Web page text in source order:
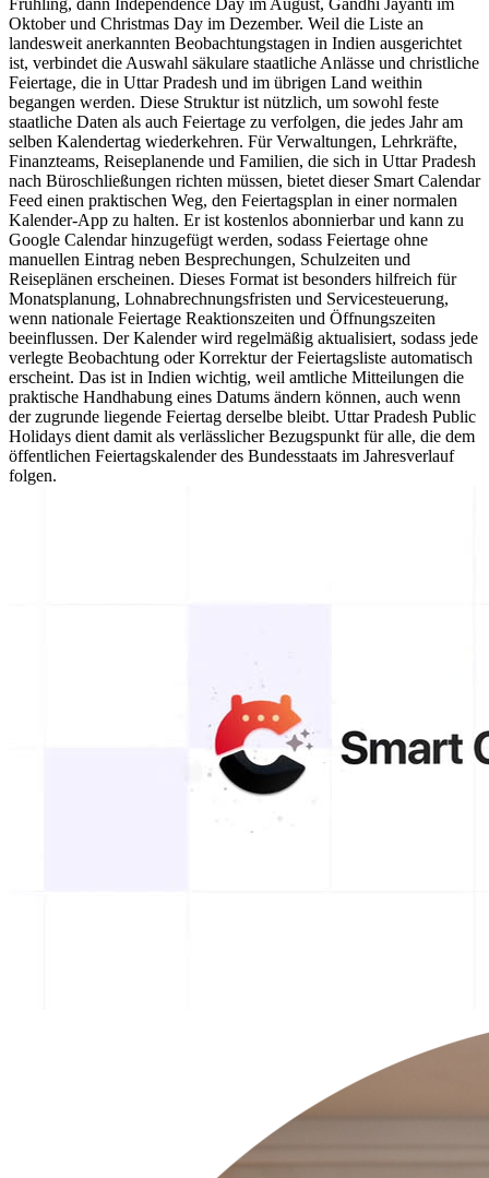
Frühling, dann Independence Day im August, Gandhi Jayanti im
Oktober und Christmas Day im Dezember. Weil die Liste an
landesweit anerkannten Beobachtungstagen in Indien ausgerichtet
ist, verbindet die Auswahl säkulare staatliche Anlässe und christliche
Feiertage, die in Uttar Pradesh und im übrigen Land weithin
begangen werden. Diese Struktur ist nützlich, um sowohl feste
staatliche Daten als auch Feiertage zu verfolgen, die jedes Jahr am
selben Kalendertag wiederkehren. Für Verwaltungen, Lehrkräfte,
Finanzteams, Reiseplanende und Familien, die sich in Uttar Pradesh
nach Büroschließungen richten müssen, bietet dieser Smart Calendar
Feed einen praktischen Weg, den Feiertagsplan in einer normalen
Kalender-App zu halten. Er ist kostenlos abonnierbar und kann zu
Google Calendar hinzugefügt werden, sodass Feiertage ohne
manuellen Eintrag neben Besprechungen, Schulzeiten und
Reiseplänen erscheinen. Dieses Format ist besonders hilfreich für
Monatsplanung, Lohnabrechnungsfristen und Servicesteuerung,
wenn nationale Feiertage Reaktionszeiten und Öffnungszeiten
beeinflussen. Der Kalender wird regelmäßig aktualisiert, sodass jede
verlegte Beobachtung oder Korrektur der Feiertagsliste automatisch
erscheint. Das ist in Indien wichtig, weil amtliche Mitteilungen die
praktische Handhabung eines Datums ändern können, auch wenn
der zugrunde liegende Feiertag derselbe bleibt. Uttar Pradesh Public
Holidays dient damit als verlässlicher Bezugspunkt für alle, die dem
öffentlichen Feiertagskalender des Bundesstaats im Jahresverlauf
folgen.